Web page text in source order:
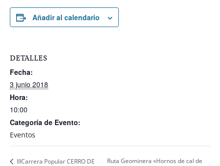
Añadir al calendario
DETALLES
Fecha:
3 junio 2018
Hora:
10:00
Categoría de Evento:
Eventos
IIICarrera Popular CERRO DE
Ruta Geominera «Hornos de cal de